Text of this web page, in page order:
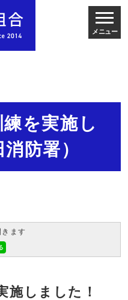
メニュー
を実施し
防署）
ます
施しました！